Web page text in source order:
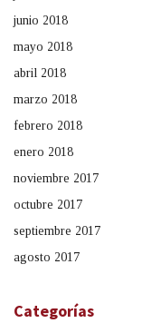
junio 2018
mayo 2018
abril 2018
marzo 2018
febrero 2018
enero 2018
noviembre 2017
octubre 2017
septiembre 2017
agosto 2017
Categorías